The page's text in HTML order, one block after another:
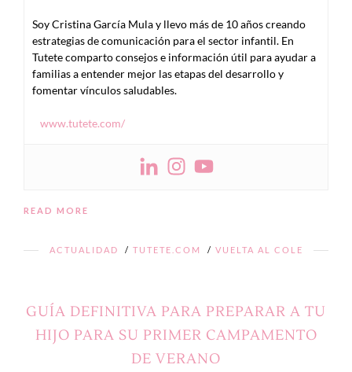
Soy Cristina García Mula y llevo más de 10 años creando
estrategias de comunicación para el sector infantil. En
Tutete comparto consejos e información útil para ayudar a
familias a entender mejor las etapas del desarrollo y
fomentar vínculos saludables.
www.tutete.com/
READ MORE
ACTUALIDAD / TUTETE.COM / VUELTA AL COLE
GUÍA DEFINITIVA PARA PREPARAR A TU
HIJO PARA SU PRIMER CAMPAMENTO
DE VERANO